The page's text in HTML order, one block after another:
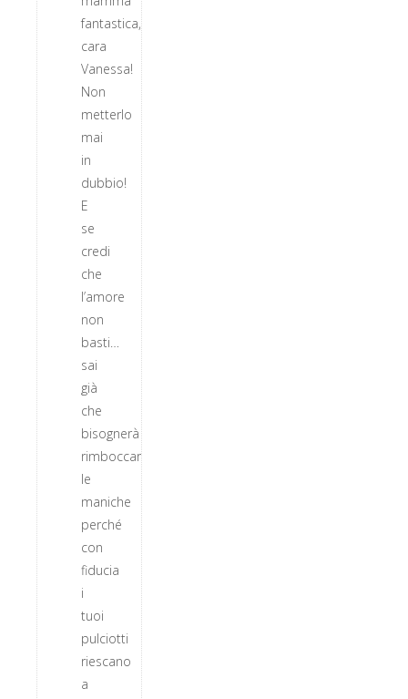
fantastica,
cara
Vanessa!
Non
metterlo
mai
in
dubbio!
E
se
credi
che
l’amore
non
basti…
sai
già
che
bisognerà
rimboccarsi
le
maniche
perché
con
fiducia
i
tuoi
pulciotti
riescano
a